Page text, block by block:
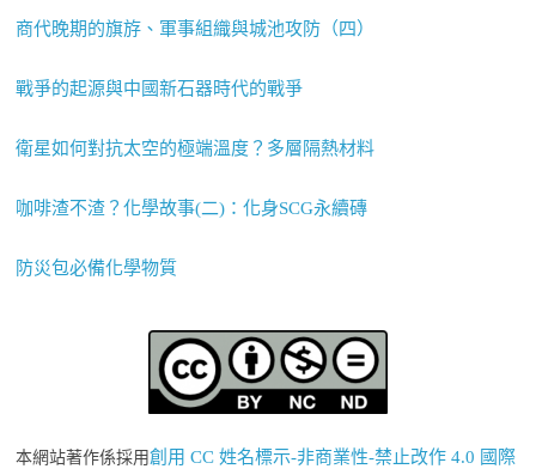
商代晚期的旗斿、軍事組織與城池攻防（四）
戰爭的起源與中國新石器時代的戰爭
衛星如何對抗太空的極端溫度？多層隔熱材料
咖啡渣不渣？化學故事(二)：化身SCG永續磚
防災包必備化學物質
本網站著作係採用創用 CC 姓名標示-非商業性-禁止改作 4.0 國際